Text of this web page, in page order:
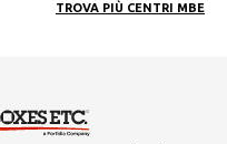
TROVA PIÙ CENTRI MBE